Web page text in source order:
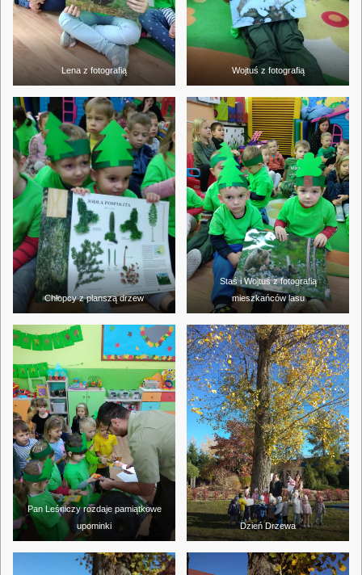
Lena z fotografią Wojtuś z fotografią
Chłopcy z planszą drzew
Staś i Wojtuś z fotografią
mieszkańców lasu
Pan Leśniczy rozdaje pamiątkowe
upominki
Dzień Drzewa